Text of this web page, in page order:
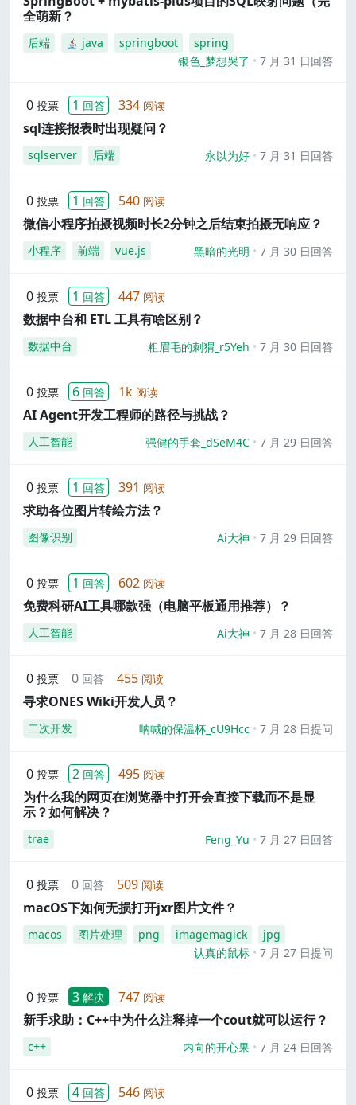
全萌新？
后端 java springboot
spring
银色_梦想哭了
7 月 31 日回答
0 投票 1 回答 334 阅读
sql连接报表时出现疑问？
sqlserver 后端 永以为好 7 月 31 日回答
0 投票 1 回答 540 阅读
微信小程序拍摄视频时长2分钟之后结束拍摄无响应？
小程序 前端 vue.js 黑暗的光明 7 月 30 日回答
0 投票 1 回答 447 阅读
数据中台和 ETL 工具有啥区别？
数据中台 粗眉毛的刺猬_r5Yeh 7 月 30 日回答
0 投票 6 回答 1k 阅读
AI Agent开发工程师的路径与挑战？
人工智能 强健的手套_dSeM4C 7 月 29 日回答
0 投票 1 回答 391 阅读
求助各位图片转绘方法？
图像识别 Ai大神 7 月 29 日回答
0 投票 1 回答 602 阅读
免费科研AI工具哪款强（电脑平板通用推荐）？
人工智能 Ai大神 7 月 28 日回答
0 投票 0 回答 455 阅读
寻求ONES Wiki开发人员？
二次开发 呐喊的保温杯_cU9Hcc 7 月 28 日提问
0 投票 2 回答 495 阅读
为什么我的网页在浏览器中打开会直接下载而不是显
示？如何解决？
trae Feng_Yu 7 月 27 日回答
0 投票 0 回答 509 阅读
macOS下如何无损打开jxr图片文件？
macos 图片处理 png imagemagick
jpg
认真的鼠标
7 月 27 日提问
0 投票 3 解决 747 阅读
新手求助：C++中为什么注释掉一个cout就可以运行？
c++ 内向的开心果 7 月 24 日回答
0 投票 4 回答 546 阅读